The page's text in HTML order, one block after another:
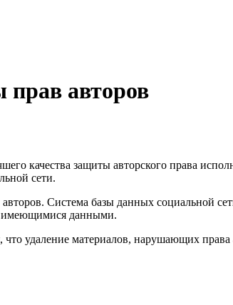
авторов
качества защиты авторского права
сети.
Система базы данных социальной
имеющимися данными.
удаление материалов, нарушающих права